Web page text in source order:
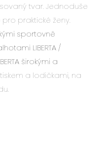
tvar. Jednoduše
praktické ženy.
sportovně
LIBERTA /
širokými a
a lodičkami, na